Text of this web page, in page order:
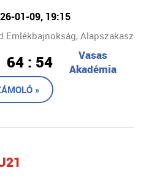
01-09, 19:15
Emlékbajnokság, Alapszakasz
64 : 54
Vasas
Akadémia
»